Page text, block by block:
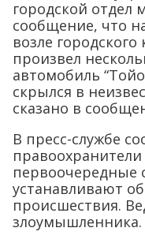
городской отдел
сообщение, что
возле
произвел
автомобиль
скрылся в
сказано в
В пресс-службе
первоочередные
устанавливают
происшествия.
злоумышленника.